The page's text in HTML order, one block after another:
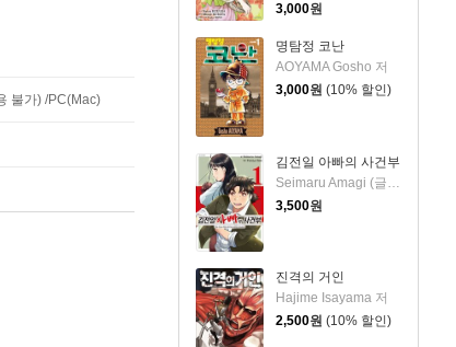
3,000원
명탐정 코난
AOYAMA Gosho 저
3,000원 (10% 할인)
김전일 아빠의 사건부
3,500원
진격의 거인
Hajime Isayama 저
2,500원 (10% 할인)
불가) /PC(Mac)